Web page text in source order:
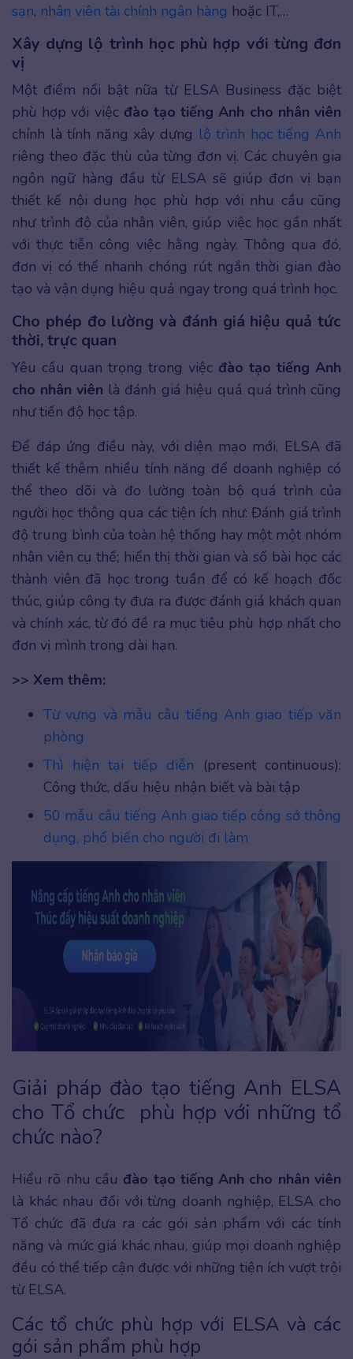
sạn, nhân viên tài chính ngân hàng hoặc IT,…
Xây dựng lộ trình học phù hợp với từng đơn
vị
Một điểm nổi bật nữa từ ELSA Business đặc biệt
phù hợp với việc đào tạo tiếng Anh cho nhân viên
chính là tính năng xây dựng lộ trình học tiếng Anh
riêng theo đặc thù của từng đơn vị. Các chuyên gia
ngôn ngữ hàng đầu từ ELSA sẽ giúp đơn vị bạn
thiết kế nội dung học phù hợp với nhu cầu cũng
như trình độ của nhân viên, giúp việc học gần nhất
với thực tiễn công việc hằng ngày. Thông qua đó,
đơn vị có thể nhanh chóng rút ngắn thời gian đào
tạo và vận dụng hiệu quả ngay trong quá trình học.
Cho phép đo lường và đánh giá hiệu quả tức
thời, trực quan
Yêu cầu quan trọng trong việc đào tạo tiếng Anh
cho nhân viên là đánh giá hiệu quả quá trình cũng
như tiến độ học tập.
Để đáp ứng điều này, với diện mạo mới, ELSA đã
thiết kế thêm nhiều tính năng để doanh nghiệp có
thể theo dõi và đo lường toàn bộ quá trình của
người học thông qua các tiện ích như: Đánh giá trình
độ trung bình của toàn hệ thống hay một một nhóm
nhân viên cụ thể; hiển thị thời gian và số bài học các
thành viên đã học trong tuần để có kế hoạch đốc
thúc, giúp công ty đưa ra được đánh giá khách quan
và chính xác, từ đó đề ra mục tiêu phù hợp nhất cho
đơn vị mình trong dài hạn.
>> Xem thêm:
Từ vựng và mẫu câu tiếng Anh giao tiếp văn
phòng
Thì hiện tại tiếp diễn (present continuous):
Công thức, dấu hiệu nhận biết và bài tập
50 mẫu câu tiếng Anh giao tiếp công sở thông
dụng, phổ biến cho người đi làm
Giải pháp đào tạo tiếng Anh ELSA
cho Tổ chức phù hợp với những tổ
chức nào?
Hiểu rõ nhu cầu đào tạo tiếng Anh cho nhân viên
là khác nhau đối với từng doanh nghiệp, ELSA cho
Tổ chức đã đưa ra các gói sản phẩm với các tính
năng và mức giá khác nhau, giúp mọi doanh nghiệp
đều có thể tiếp cận được với những tiện ích vượt trội
từ ELSA.
Các tổ chức phù hợp với ELSA và các
gói sản phẩm phù hợp